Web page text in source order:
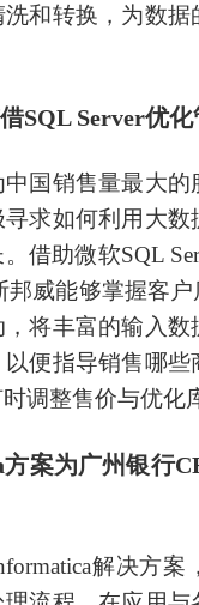
和转换，为数据
SQL Server优
国销售量最大的
求如何利用大数
借助微软SQL
邦威能够掌握客
将丰富的输入数
便指导销售哪些
调整售价与优化
案为广州银行
解决方案